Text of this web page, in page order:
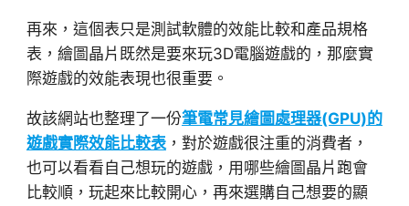
再來，這個表只是測試軟體的效能比較和產品規格
表，繪圖晶片既然是要來玩3D電腦遊戲的，那麼實
際遊戲的效能表現也很重要。
故該網站也整理了一份筆電常見繪圖處理器(GPU)的
遊戲實際效能比較表，對於遊戲很注重的消費者，
也可以看看自己想玩的遊戲，用哪些繪圖晶片跑會
比較順，玩起來比較開心，再來選購自己想要的顯